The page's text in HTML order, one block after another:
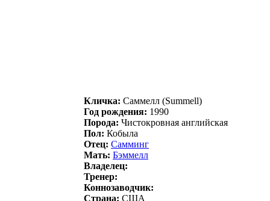
Кличка: Саммелл (Summell)
Год рождения: 1990
Порода: Чистокровная английская
Пол: Кобыла
Отец: Cамминг
Мать: Бэммeлл
Владелец:
Тренер:
Коннозаводчик:
Страна: США